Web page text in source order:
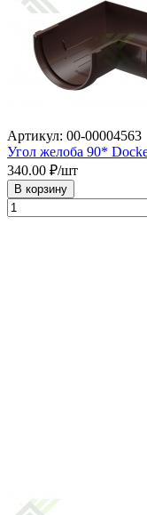
Артикул: 00-00004563
Угол желоба 90*
340.00 ₽/шт
В корзину